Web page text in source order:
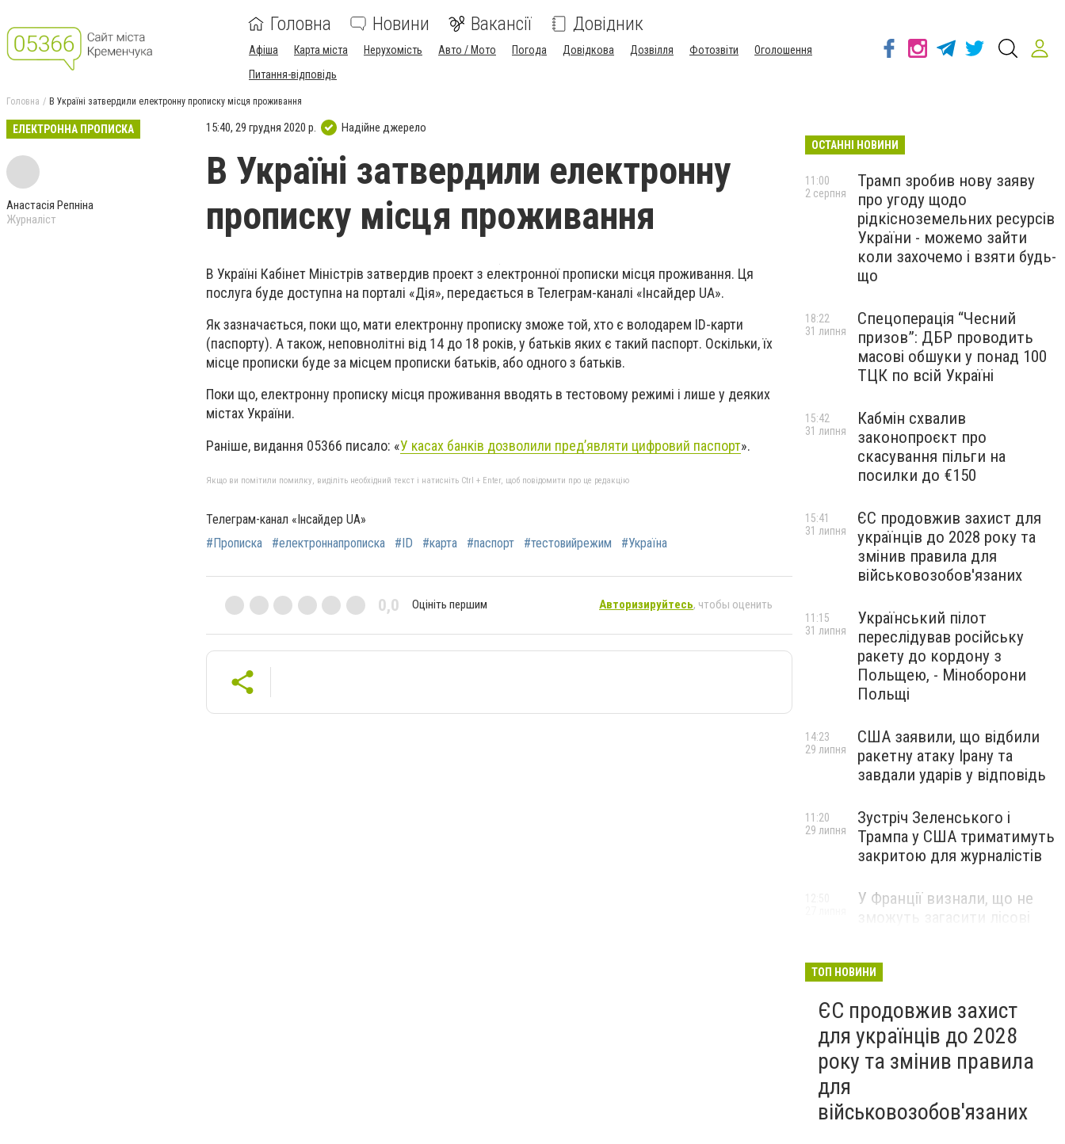
Головна Новини Вакансії Довідник
Афіша Карта міста Нерухомість Авто / Мото Погода Довідкова Дозвілля Фотозвіти
Оголошення
Питання-відповідь
Головна В Україні затвердили електронну прописку місця проживання
ЕЛЕКТРОННА ПРОПИСКА
Анастасія Репніна
Журналіст
15:40, 29 грудня 2020 р. Надійне джерело
В Україні затвердили електронну
прописку місця проживання
В Україні Кабінет Міністрів затвердив проект з електронної прописки місця проживання. Ця
послуга буде доступна на порталі «Дія», передається в Телеграм-каналі «Інсайдер UA».
Як зазначається, поки що, мати електронну прописку зможе той, хто є володарем ID-карти
(паспорту). А також, неповнолітні від 14 до 18 років, у батьків яких є такий паспорт. Оскільки, їх
місце прописки буде за місцем прописки батьків, або одного з батьків.
Поки що, електронну прописку місця проживання вводять в тестовому режимі і лише у деяких
містах України.
Раніше, видання 05366 писало: «У касах банків дозволили пред’являти цифровий паспорт».
Якщо ви помітили помилку, виділіть необхідний текст і натисніть Ctrl + Enter, щоб повідомити про це редакцію
Телеграм-канал «Інсайдер UA»
#Прописка
#електроннапрописка #ID #карта #паспорт #тестовийрежим #Україна
0,0 Оцініть першим Авторизируйтесь, чтобы оценить
ОСТАННІ НОВИНИ
Трамп зробив нову заяву
про угоду щодо
рідкісноземельних ресурсів
України - можемо зайти
коли захочемо і взяти будь-
що
11:00
2 серпня
Спецоперація “Чесний
призов”: ДБР проводить
масові обшуки у понад 100
ТЦК по всій Україні
18:22
31 липня
Кабмін схвалив
законопроєкт про
скасування пільги на
посилки до €150
15:42
31 липня
ЄС продовжив захист для
українців до 2028 року та
змінив правила для
військовозобов'язаних
15:41
31 липня
Український пілот
переслідував російську
ракету до кордону з
Польщею, - Міноборони
Польщі
11:15
31 липня
США заявили, що відбили
ракетну атаку Ірану та
завдали ударів у відповідь
14:23
29 липня
Зустріч Зеленського і
Трампа у США триматимуть
закритою для журналістів
11:20
29 липня
У Франції визнали, що не
ТОП НОВИНИ
ЄС продовжив захист
для українців до 2028
року та змінив правила
для
військовозобов'язаних